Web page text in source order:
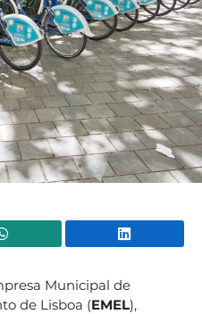
WhatsApp
Municipal de
de Lisboa (EMEL),